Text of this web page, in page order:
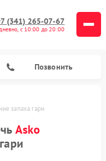
(341) 265-07-67
с 10:00 до 20:00
Позвонить
запаха гари
Asko